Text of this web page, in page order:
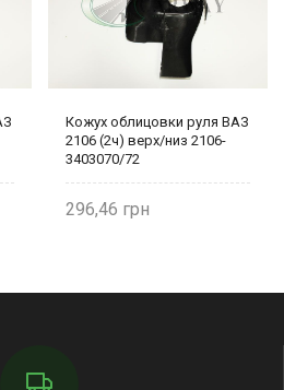
Кожух облицовки руля ВАЗ
2106 (2ч) верх/низ 2106-
3403070/72
296,46